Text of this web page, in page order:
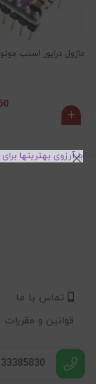
ماژول درایور استپ موتور DRV 8825
تماس با ما
قوانین و مقررات
با آرزوی بهترینها